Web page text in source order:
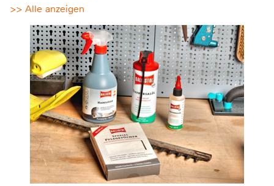
>> Alle anzeigen